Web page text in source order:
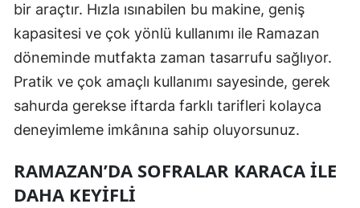
bir araçtır. Hızla ısınabilen bu makine, geniş
kapasitesi ve çok yönlü kullanımı ile Ramazan
döneminde mutfakta zaman tasarrufu sağlıyor.
Pratik ve çok amaçlı kullanımı sayesinde, gerek
sahurda gerekse iftarda farklı tarifleri kolayca
deneyimleme imkânına sahip oluyorsunuz.
RAMAZAN’DA SOFRALAR KARACA ILE
DAHA KEYIFLI